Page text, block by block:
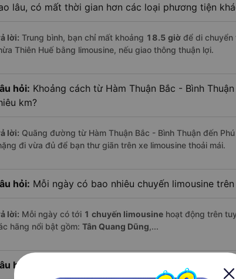
lâu, có mất thời gian hơn các loại phương tiện
lời: Trung bình, bạn chỉ mất khoảng 18.5 giờ để di chuyển
Thiên Huế bằng limousine, nếu giao thông thuận lợi.
hỏi: Khoảng cách từ Hàm Thuận Bắc - Bình
km?
lời: Quãng đường từ Hàm Thuận Bắc - Bình Thuận đến
đi vừa đủ để bạn thư giãn trên xe limousine thoải mái.
hỏi: Mỗi ngày có bao nhiêu chuyến limousine
lời: Mỗi ngày có tới 1 chuyến limousine hoạt động trên
hãng nổi bật gồm: Tân Quang Dũng,...
hỏi: Xe limousine nào khởi hành từ Phú Lộc -